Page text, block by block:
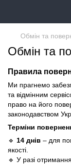
Обмін та
Обмін та
Правила
Ми прагнемо
та відмінним
право на його
законодавством
Терміни
🔹 14 днів – для
якості.
🔹 У разі